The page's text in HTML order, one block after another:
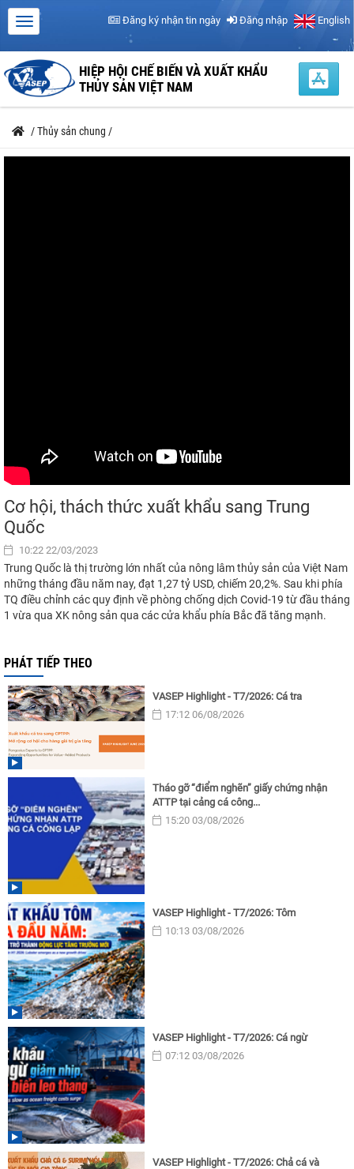
Đăng ký nhận tin ngày Đăng nhập English
HIỆP HỘI CHẾ BIẾN VÀ XUẤT KHẨU
THỦY SẢN VIỆT NAM
/Thủy sản chung /
Cơ hội, thách thức xuất khẩu sang Trung
Quốc
10:22 22/03/2023
Trung Quốc là thị trường lớn nhất của nông lâm thủy sản của Việt Nam
những tháng đầu năm nay, đạt 1,27 tỷ USD, chiếm 20,2%. Sau khi phía
TQ điều chỉnh các quy định về phòng chống dịch Covid-19 từ đầu tháng
1 vừa qua XK nông sản qua các cửa khẩu phía Bắc đã tăng mạnh.
PHÁT TIẾP THEO
VASEP Highlight - T7/2026: Cá tra
17:12 06/08/2026
Tháo gỡ “điểm nghẽn” giấy chứng nhận
ATTP tại cảng cá công...
15:20 03/08/2026
VASEP Highlight - T7/2026: Tôm
10:13 03/08/2026
VASEP Highlight - T7/2026: Cá ngừ
07:12 03/08/2026
VASEP Highlight - T7/2026: Chả cá và